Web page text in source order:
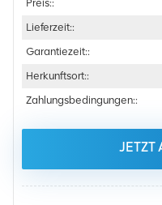
Preis::
Lieferzeit::
Garantiezeit::
Herkunftsort::
Zahlungsbedingungen::
JETZT